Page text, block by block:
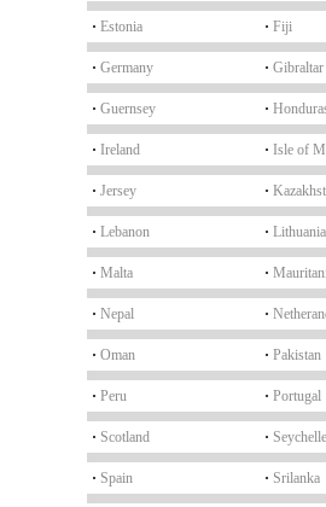
· Estonia · Fiji
· Germany · Gibraltar
· Guernsey ·
· Ireland · Isle of
· Jersey ·
· Lebanon · Lithuania
· Malta ·
· Nepal ·
· Oman · Pakistan
· Peru · Portugal
· Scotland ·
· Spain · Srilanka